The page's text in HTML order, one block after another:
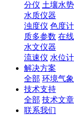
分仪 土壤水
水质仪器
浊度仪 色度计
质多参数 在
水文仪器
流速仪 水位计
解决方案
全部 环境气象
技术支持
全部 技术文章
联系我们